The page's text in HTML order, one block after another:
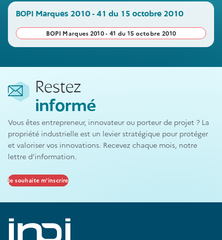
BOPI Marques 2010 - 41 du 15 octobre 2010
BOPI Marques 2010 - 41 du 15 octobre 2010
Restez
informé
Vous êtes entrepreneur, innovateur ou porteur de projet ? La
propriété industrielle est un levier stratégique pour protéger
et valoriser vos innovations. Recevez chaque mois, notre
lettre d’information.
Je souhaite m’inscrire